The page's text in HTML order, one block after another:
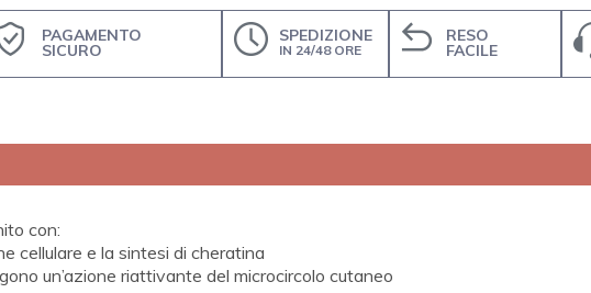
PAGAMENTO
SICURO
SPEDIZIONE
IN 24/48 ORE
RESO
FACILE
con:
cellulare e la sintesi di cheratina
un’azione riattivante del microcircolo cutaneo